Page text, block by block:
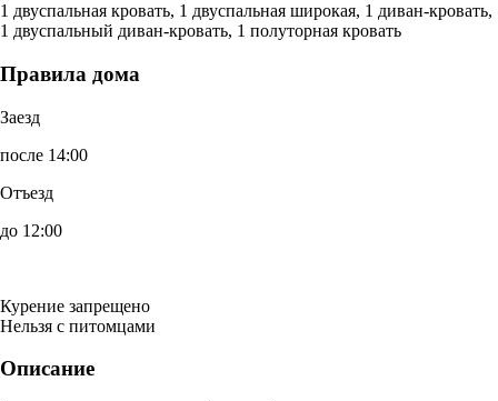
1 двуспальная кровать, 1 двуспальная широкая, 1 диван-кровать,
1 двуспальный диван-кровать, 1 полуторная кровать
Правила дома
Заезд
после 14:00
Отъезд
до 12:00
Курение запрещено
Нельзя с питомцами
Описание